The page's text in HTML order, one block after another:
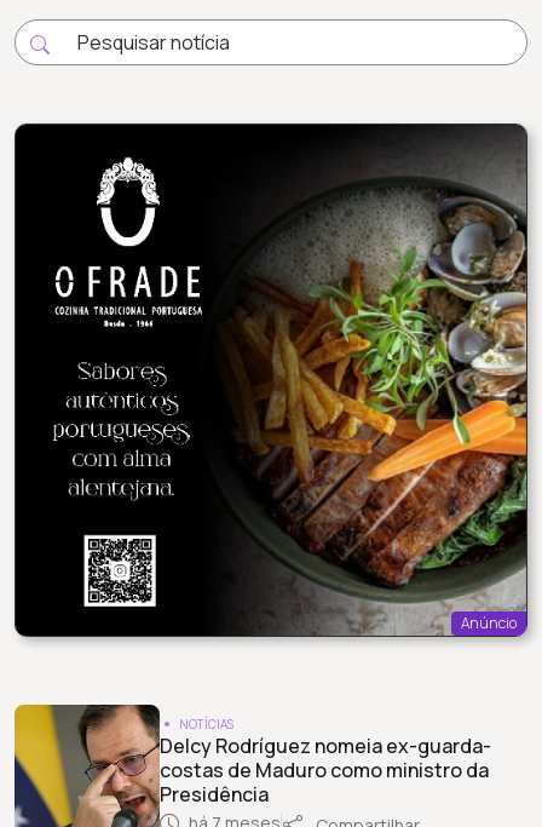
Anúncio
NOTÍCIAS
Delcy Rodríguez nomeia ex-guarda-
costas de Maduro como ministro da
Presidência